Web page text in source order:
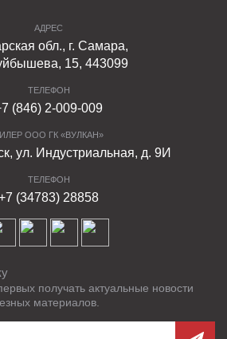
АДРЕС
обл., г. Самара,
15, 443099
ТЕЛЕФОН
(846) 2-009-009
ООО ГК «ВУЛКАН»
ул. Индустриальная, д. 9И
ТЕЛЕФОН
(34783) 28858
получать актуальные новости
материалов.